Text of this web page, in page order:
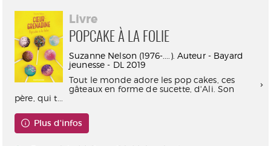
Livre
POPCAKE À LA FOLIE
Suzanne Nelson (1976-....). Auteur - Bayard
jeunesse - DL 2019
Tout le monde adore les pop cakes, ces
gâteaux en forme de sucette, d'Ali. Son
père, qui t...
Plus d'infos